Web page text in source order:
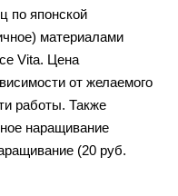
по японской
материалами
Vita. Цена
от желаемого
работы. Также
наращивание
(20 руб.